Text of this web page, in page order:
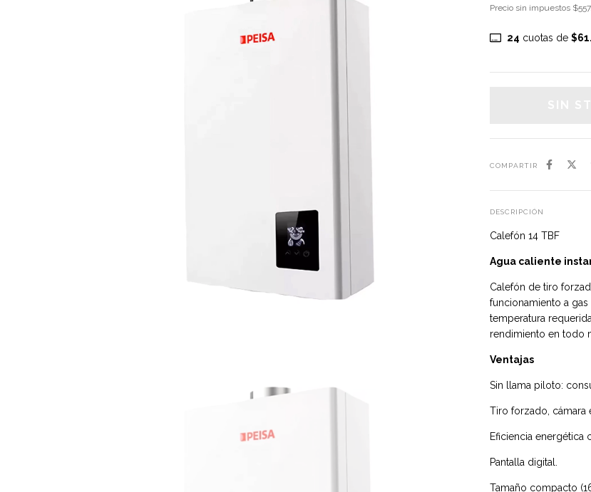
Precio sin impuestos
24 cuotas de
COMPARTIR
DESCRIPCIÓN
Calefón 14 TBF
Agua caliente
Calefón de tiro
funcionamiento a
temperatura
rendimiento en todo
Ventajas
Sin llama piloto:
Tiro forzado, cámara
Eficiencia energética
Pantalla digital.
Tamaño compacto